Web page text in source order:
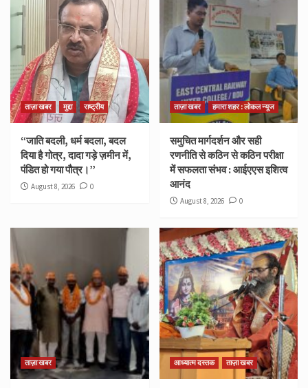
ताज़ा खबर मुद्दा राष्ट्रीय
“जाति बदली, धर्म बदला, बदल
दिया है गोत्र, दादा गड़े ज़मीन में,
पंडित हो गया पौत्र।”
August 8, 2026 0
ताज़ा खबर हमारा शहर : लोकल न्यूज
समुचित मार्गदर्शन और सही
रणनीति से कठिन से कठिन परीक्षा
में सफलता संभव : आईएएस इशित्व
आनंद
August 8, 2026 0
ताज़ा खबर आध्यात्म दस्तक ताज़ा खबर